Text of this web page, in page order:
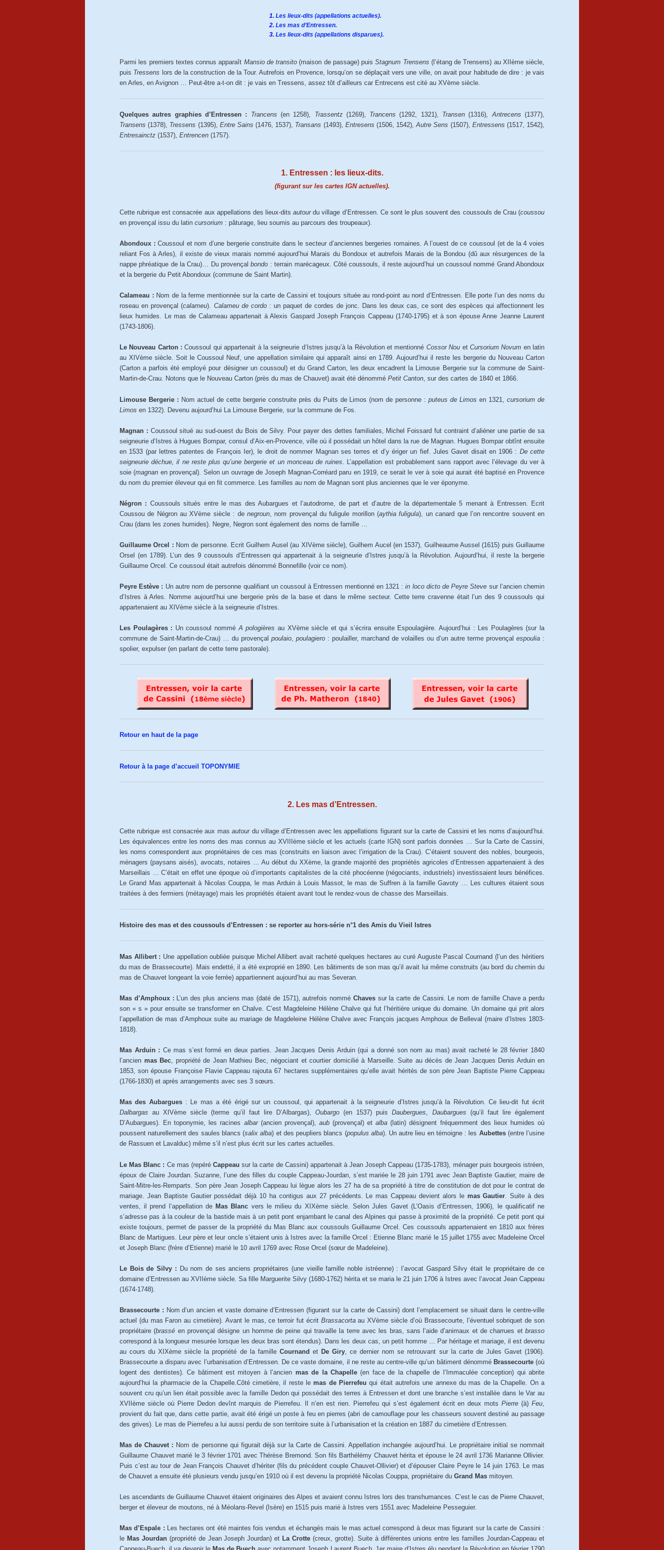
1. Les lieux-dits (appellations actuelles).
2. Les mas d’Entressen.
3. Les lieux-dits (appellations disparues).
Parmi les premiers textes connus apparaît Mansio de transito (maison de passage) puisStagnum Trensens (l’étang de Trensens) au XIIème siècle,
puis Tressens lors de la construction de la Tour. Autrefois en Provence, lorsqu’on se déplaçait vers une ville, on avait pour habitude de dire : je vais
en Arles, en Avignon … Peut-être a-t-on dit : je vais en Tressens, assez tôt d’ailleurs car Entrecens est cité au XVème siècle.
Quelques autres graphies d’Entressen : Trancens (en 1258), Trassentz (1269), Trancens(1292, 1321), Transen (1316), Antrecens (1377),
Transens(1378), Tressens (1395), Entre Sains (1476, 1537), Transans (1493), Entresens (1506, 1542),Autre Sens (1507), Entressens (1517, 1542),
Entresainctz (1537), Entrencen (1757).
1. Entressen : les lieux-dits.
(figurant sur les cartes IGN actuelles).
Cette rubrique est consacrée aux appellations des lieux-ditsautourdu village d’Entressen. Ce sont le plus souvent des coussouls de Crau (coussou
en provençal issu du latin cursorium : pâturage, lieu soumis au parcours des troupeaux).
Abondoux : Coussoul et nom d’une bergerie construite dans le secteur d’anciennes bergeries romaines. A l’ouest de ce coussoul (et de la 4 voies
reliant Fos à Arles), il existe de vieux marais nommé aujourd’hui Marais du Bondoux et autrefois Marais de la Bondou (dû aux résurgences de la
nappe phréatique de la Crau)… Du provençalbondo : terrain marécageux. Côté coussouls, il reste aujourd’hui un coussoul nommé Grand Abondoux
et la bergerie du Petit Abondoux (commune de Saint Martin).
Calameau : Nom de la ferme mentionnée sur la carte de Cassini et toujours située au rond-point au nord d’Entressen. Elle porte l’un des noms du
roseau en provençal (calameu). Calameu de cordo: un paquet de cordes de jonc. Dans les deux cas, ce sont des espèces qui affectionnent les
lieux humides. Le mas de Calameau appartenait à Alexis Gaspard Joseph François Cappeau (1740-1795) et à son épouse Anne Jeanne Laurent
(1743-1806).
Le Nouveau Carton :Coussoul qui appartenait à la seigneurie d’Istres jusqu’à la Révolution et mentionné Cossor Nou et Cursorium Novum en latin
au XIVème siècle. Soit le Coussoul Neuf, une appellation similaire qui apparaît ainsi en 1789. Aujourd’hui il reste les bergerie du Nouveau Carton
(Carton a parfois été employé pour désigner un coussoul) et du Grand Carton, les deux encadrent la Limouse Bergerie sur la commune de Saint-
Martin-de-Crau. Notons que le Nouveau Carton (près du mas de Chauvet) avait été dénommé Petit Canton, sur des cartes de 1840 et 1866.
Limouse Bergerie : Nom actuel de cette bergerie construite près du Puits de Limos (nom de personne :puteus de Limos en 1321,cursorium de
Limos en 1322). Devenu aujourd’hui La Limouse Bergerie, sur la commune de Fos.
Magnan : Coussoul situé au sud-ouest du Bois de Silvy. Pour payer des dettes familiales, Michel Foissard fut contraint d’aliéner une partie de sa
seigneurie d’Istres à Hugues Bompar, consul d’Aix-en-Provence, ville où il possédait un hôtel dans la rue de Magnan. Hugues Bompar obtînt ensuite
en 1533 (par lettres patentes de François Ier), le droit de nommer Magnan ses terres et d’y ériger un fief. Jules Gavet disait en 1906 : De cette
seigneurie déchue, il ne reste plus qu’une bergerie et un monceau de ruines . L’appellation est probablement sans rapport avec l’élevage du ver à
soie (magnan en provençal). Selon un ouvrage de Joseph Magnan-Corréard paru en 1919, ce serait le ver à soie qui aurait été baptisé en Provence
du nom du premier éleveur qui en fit commerce. Les familles au nom de Magnan sont plus anciennes que le ver éponyme.
Négron : Coussouls situés entre le mas des Aubargues et l’autodrome, de part et d’autre de la départementale 5 menant à Entressen. Ecrit
Coussou de Négron au XVème siècle : de negroun, nom provençal du fuligule morillon (aythia fuligula), un canard que l’on rencontre souvent en
Crau (dans les zones humides). Negre, Negron sont également des noms de famille …
Guillaume Orcel : Nom de personne. Ecrit Guilhem Ausel (au XIVème siècle), Guilhem Aucel (en 1537), Guilheaume Aussel (1615) puis Guillaume
Orsel (en 1789). L’un des 9 coussouls d’Entressen qui appartenait à la seigneurie d’Istres jusqu’à la Révolution. Aujourd’hui, il reste la bergerie
Guillaume Orcel. Ce coussoul était autrefois dénommé Bonnefille (voir ce nom).
Peyre Estève : Un autre nom de personne qualifiant un coussoul à Entressen mentionné en 1321 :in loco dicto de Peyre Steve sur l’ancien chemin
d’Istres à Arles. Nomme aujourd’hui une bergerie près de la base et dans le même secteur. Cette terre cravenne était l’un des 9 coussouls qui
appartenaient au XIVème siècle à la seigneurie d’Istres.
Les Poulagères : Un coussoul nomméA pologières au XVème siècle et qui s’écrira ensuite Espoulagière. Aujourd’hui : Les Poulagères (sur la
commune de Saint-Martin-de-Crau) … du provençal poulaio, poulagiero : poulailler, marchand de volailles ou d’un autre terme provençal espoulia :
spolier, expulser (en parlant de cette terre pastorale).
Retour en haut de la page
Retour à la page d’accueil TOPONYMIE
2. Les mas d’Entressen.
Cette rubrique est consacrée aux masautour du village d’Entressen avec les appellations figurant sur la carte de Cassini et les noms d’aujourd’hui.
Les équivalences entre les noms des mas connus au XVIIIème siècle et les actuels (carte IGN) sont parfois données … Sur la Carte de Cassini,
les noms correspondent aux propriétaires de ces mas (construits en liaison avec l’irrigation de la Crau). C’étaient souvent des nobles, bourgeois,
ménagers (paysans aisés), avocats, notaires … Au début du XXème, la grande majorité des propriétés agricoles d’Entressen appartenaient à des
Marseillais … C’était en effet une époque où d’importants capitalistes de la cité phocéenne (négociants, industriels) investissaient leurs bénéfices.
Le Grand Mas appartenait à Nicolas Couppa, le mas Arduin à Louis Massot, le mas de Suffren à la famille Gavoty … Les cultures étaient sous
traitées à des fermiers (métayage) mais les propriétés étaient avant tout le rendez-vous de chasse des Marseillais.
Histoire des mas et des coussouls d’Entressen : se reporter au hors-série n°1 des Amis du Vieil Istres
Mas Allibert : Une appellation oubliée puisque Michel Allibert avait racheté quelques hectares au curé Auguste Pascal Cournand (l’un des héritiers
du mas de Brassecourte). Mais endetté, il a été exproprié en 1890. Les bâtiments de son mas qu’il avait lui même construits (au bord du chemin du
mas de Chauvet longeant la voie ferrée) appartiennent aujourd’hui au mas Severan.
Mas d’Amphoux : L’un des plus anciens mas (daté de 1571), autrefois nommé Chaves sur la carte de Cassini. Le nom de famille Chave a perdu
son « s » pour ensuite se transformer en Chalve. C’est Magdeleine Hélène Chalve qui fut l’héritière unique du domaine. Un domaine qui prit alors
l’appellation de mas d’Amphoux suite au mariage de Magdeleine Hélène Chalve avec François jacques Amphoux de Belleval (maire d’Istres 1803-
1818).
Mas Arduin : Ce mas s’est formé en deux parties. Jean Jacques Denis Arduin (qui a donné son nom au mas) avait racheté le 28 février 1840
l’ancien mas Bec, propriété de Jean Mathieu Bec, négociant et courtier domicilié à Marseille. Suite au décès de Jean Jacques Denis Arduin en
1853, son épouse Françoise Flavie Cappeau rajouta 67 hectares supplémentaires qu’elle avait hérités de son père Jean Baptiste Pierre Cappeau
(1766-1830) et après arrangements avec ses 3 sœurs.
Mas des Aubargues : Le mas a été érigé sur un coussoul, qui appartenait à la seigneurie d’Istres jusqu’à la Révolution. Ce lieu-dit fut écrit
Dalbargas au XIVème siècle (terme qu’il faut lire D’Albargas), Oubargo (en 1537) puisDaubergues, Daubargues (qu’il faut lire également
D’Aubargues). En toponymie, les racines albar(ancien provençal), aub(provençal) etalba (latin) désignent fréquemment des lieux humides où
poussent naturellement des saules blancs (salix alba) et des peupliers blancs (populus alba). Un autre lieu en témoigne : les Aubettes(entre l’usine
de Rassuen et Lavalduc) même s’il n’est plus écrit sur les cartes actuelles.
Le Mas Blanc : Ce mas (repéré Cappeausur la carte de Cassini) appartenait à Jean Joseph Cappeau (1735-1783), ménager puis bourgeois istréen,
époux de Claire Jourdan. Suzanne, l’une des filles du couple Cappeau-Jourdan, s’est mariée le 28 juin 1791 avec Jean Baptiste Gautier, maire de
Saint-Mitre-les-Remparts. Son père Jean Joseph Cappeau lui lègue alors les 27 ha de sa propriété à titre de constitution de dot pour le contrat de
mariage. Jean Baptiste Gautier possédait déjà 10 ha contigus aux 27 précédents. Le mas Cappeau devient alors le mas Gautier . Suite à des
ventes, il prend l’appellation deMas Blanc vers le milieu du XIXème siècle. Selon Jules Gavet (L’Oasis d’Entressen, 1906), le qualificatif ne
s’adresse pas à la couleur de la bastide mais à un petit pont enjambant le canal des Alpines qui passe à proximité de la propriété. Ce petit pont qui
existe toujours, permet de passer de la propriété du Mas Blanc aux coussouls Guillaume Orcel. Ces coussouls appartenaient en 1810 aux frères
Blanc de Martigues. Leur père et leur oncle s’étaient unis à Istres avec la famille Orcel : Etienne Blanc marié le 15 juillet 1755 avec Madeleine Orcel
et Joseph Blanc (frère d’Etienne) marié le 10 avril 1769 avec Rose Orcel (sœur de Madeleine).
Le Bois de Silvy : Du nom de ses anciens propriétaires (une vieille famille noble istréenne) : l’avocat Gaspard Silvy était le propriétaire de ce
domaine d’Entressen au XVIIème siècle. Sa fille Marguerite Silvy (1680-1762) hérita et se maria le 21 juin 1706 à Istres avec l’avocat Jean Cappeau
(1674-1748).
Brassecourte : Nom d’un ancien et vaste domaine d’Entressen (figurant sur la carte de Cassini) dont l’emplacement se situait dans le centre-ville
actuel (du mas Faron au cimetière). Avant le mas, ce terroir fut écrit Brassacortaau XVème siècle d’où Brassecourte, l’éventuel sobriquet de son
propriétaire (brassé en provençal désigne un homme de peine qui travaille la terre avec les bras, sans l’aide d’animaux et de charrues etbrasso
correspond à la longueur mesurée lorsque les deux bras sont étendus). Dans les deux cas, un petit homme … Par héritage et mariage, il est devenu
au cours du XIXème siècle la propriété de la famille Cournand et De Giry , ce dernier nom se retrouvant sur la carte de Jules Gavet (1906).
Brassecourte a disparu avec l’urbanisation d’Entressen. De ce vaste domaine, il ne reste au centre-ville qu’un bâtiment dénommé Brassecourte(où
logent des dentistes). Ce bâtiment est mitoyen à l’ancien mas de la Chapelle(en face de la chapelle de l’Immaculée conception) qui abrite
aujourd’hui la pharmacie de la Chapelle.Côté cimetière, il reste lemas de Pierrefeu qui était autrefois une annexe du mas de la Chapelle. On a
souvent cru qu’un lien était possible avec la famille Dedon qui possédait des terres à Entressen et dont une branche s’est installée dans le Var au
XVIIème siècle où Pierre Dedon devînt marquis de Pierrefeu. Il n’en est rien. Pierrefeu qui s’est également écrit en deux motsPierre (à)Feu
provient du fait que, dans cette partie, avait été érigé un poste à feu en pierres (abri de camouflage pour les chasseurs souvent destiné au passage
des grives). Le mas de Pierrefeu a lui aussi perdu de son territoire suite à l’urbanisation et la création en 1887 du cimetière d’Entressen.
Mas de Chauvet : Nom de personne qui figurait déjà sur la Carte de Cassini. Appellation inchangée aujourd’hui. Le propriétaire initial se nommait
Guillaume Chauvet marié le 3 février 1701 avec Thérèse Bremond. Son fils Barthélémy Chauvet hérita et épouse le 24 avril 1736 Marianne Ollivier.
Puis c’est au tour de Jean François Chauvet d’hériter (fils du précédent couple Chauvet-Ollivier) et d’épouser Claire Peyre le 14 juin 1763. Le mas
de Chauvet a ensuite été plusieurs vendu jusqu’en 1910 où il est devenu la propriété Nicolas Couppa, propriétaire du Grand Mas mitoyen.
Les ascendants de Guillaume Chauvet étaient originaires des Alpes et avaient connu Istres lors des transhumances. C’est le cas de Pierre Chauvet,
berger et éleveur de moutons, né à Méolans-Revel (Isère) en 1515 puis marié à Istres vers 1551 avec Madeleine Pesseguier.
Mas d’Espale : Les hectares ont été maintes fois vendus et échangés mais le mas actuel correspond à deux mas figurant sur la carte de Cassini :
le Mas Jourdan(propriété de Jean Joseph Jourdan) et La Crotte (creux, grotte). Suite à différentes unions entre les familles Jourdan-Cappeau et